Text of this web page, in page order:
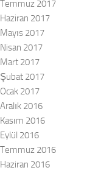
Temmuz 2017
Haziran 2017
Mayıs 2017
Nisan 2017
Mart 2017
Şubat 2017
Ocak 2017
Aralık 2016
Kasım 2016
Eylül 2016
Temmuz 2016
Haziran 2016